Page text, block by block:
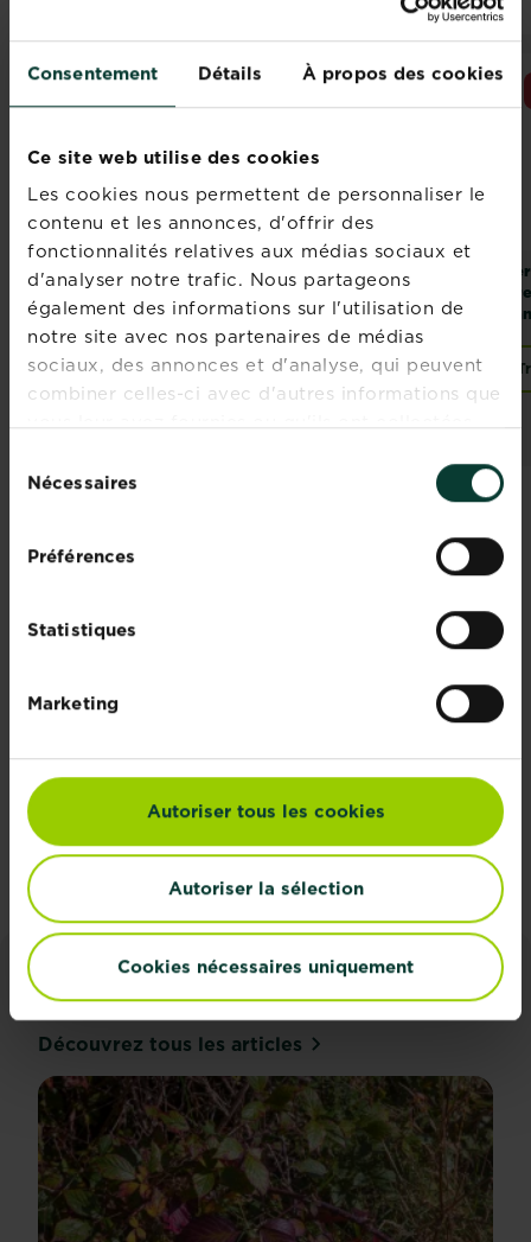
Consentement Détails À propos des cookies
Ce site web utilise des cookies
Les cookies nous permettent de personnaliser le
contenu et les annonces, d'offrir des
fonctionnalités relatives aux médias sociaux et
d'analyser notre trafic. Nous partageons
également des informations sur l'utilisation de
notre site avec nos partenaires de médias
sociaux, des annonces et d'analyse, qui peuvent
combiner celles-ci avec d'autres informations que
vous leur avez fournies ou qu'ils ont collectées
duNécessaires
Préférences
Statistiques
Marketing
Autoriser tous les cookies
Autoriser la sélection
Cookies nécessaires uniquement
KB terreau plantes
fleuries et
géraniums sans
tourbe
Trouver un magasin
KB terreau
rempotage sans
tourbe
Trouver un magasin
votre boîte mail
CONSEILS ET INSPIRATIONS
Découvrez tous les articles